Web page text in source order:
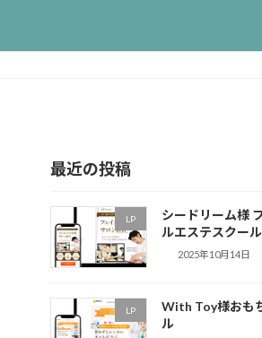
最近の投稿
LP
シードリーム様
ルエステスクール
2025年10月14日
LP
With Toy様おも
ル